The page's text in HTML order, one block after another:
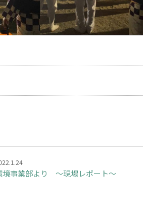
境事業部より ～現場レポート～